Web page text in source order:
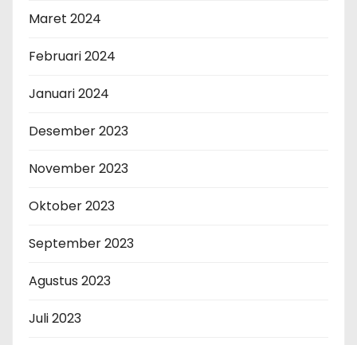
Maret 2024
Februari 2024
Januari 2024
Desember 2023
November 2023
Oktober 2023
September 2023
Agustus 2023
Juli 2023